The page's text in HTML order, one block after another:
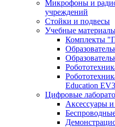
Микрофоны и
учреждений
Стойки и подвесы
Учебные
Комплекты
Education EV3
Цифровые
Аксессуары